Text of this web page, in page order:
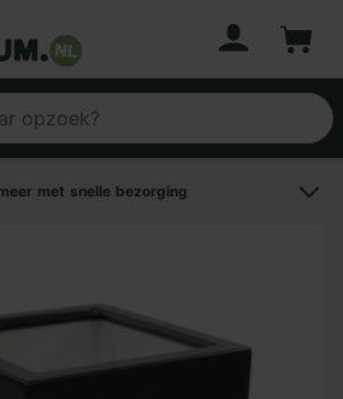
met snelle bezorging